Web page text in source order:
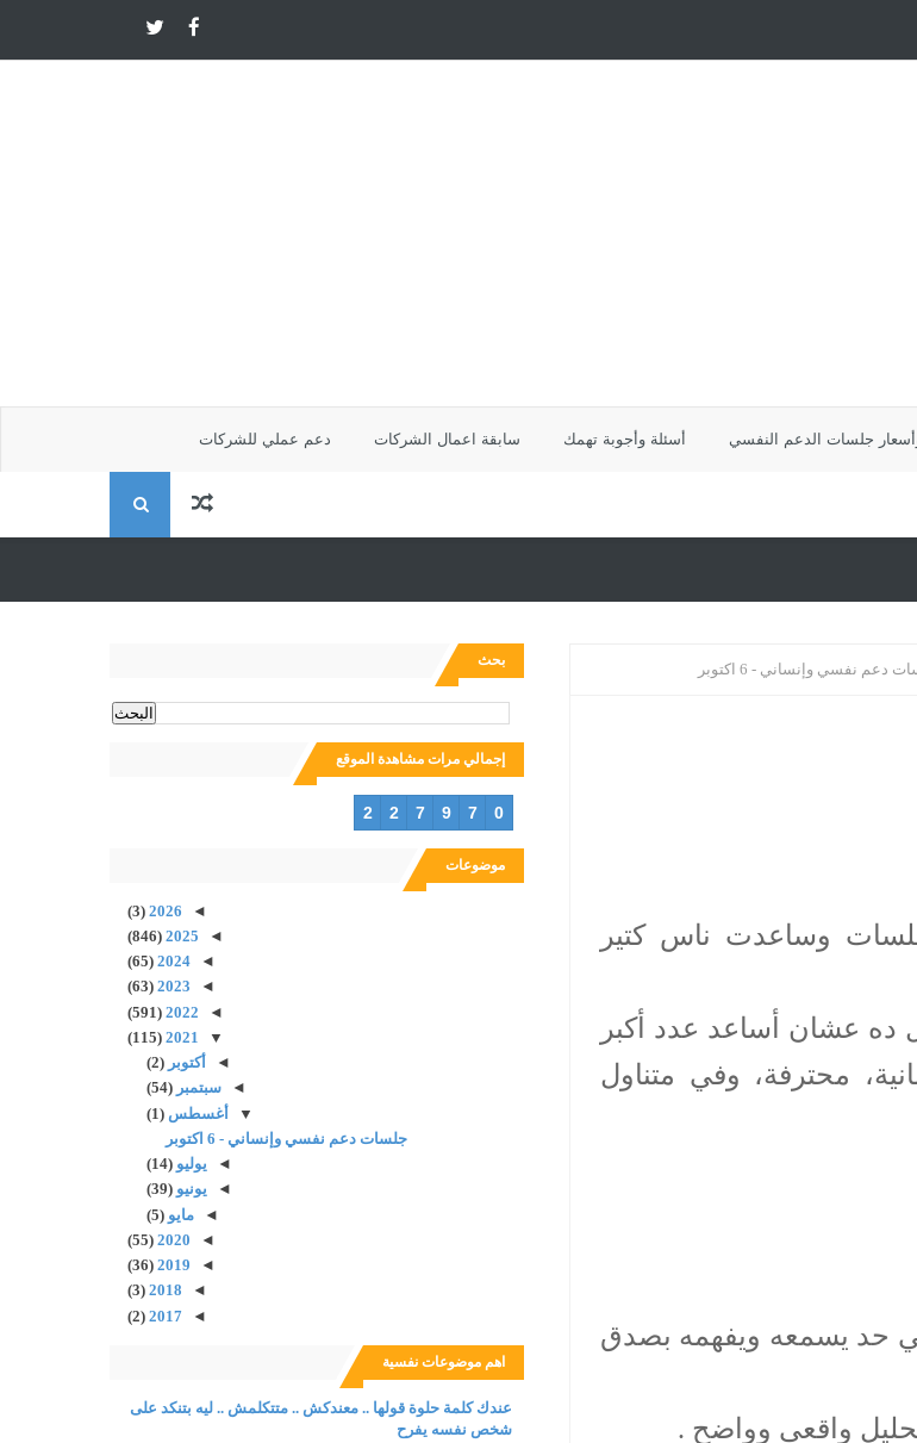
جلسات الدعم النفسي أسئلة وأجوبة تهمك سابقة اعمال الشركات دعم عملي للشركات
ا
ح
دعم نفسي وإنساني - 6 اكتوبر
قدمت آلاف الجلسات وساعدت ناس كتير
ده عشان أساعد عدد أكبر
محترفة، وفي متناول
حد يسمعه ويفهمه بصدق
واقعي وواضح .
بحث
إجمالي مرات مشاهدة الموقع
2 2 7 9 7 0
موضوعات
◄
2026
(3)
◄
2025
(846)
◄
2024
(65)
◄
2023
(63)
◄
2022
(591)
▼
2021
(115)
◄
أكتوبر(2)
◄سبتمبر(54)
▼أغسطس(1)
جلسات دعم نفسي وإنساني - 6 اكتوبر
◄ يوليو(14)
◄ يونيو(39)
◄مايو(5)
◄
2020
(55)
◄
2019
(36)
◄
2018
(3)
◄
2017
(2)
اهم موضوعات نفسية
عندك كلمة حلوة قولها .. معندكش .. متتكلمش .. ليه بتنكد على
شخص نفسه يفرح